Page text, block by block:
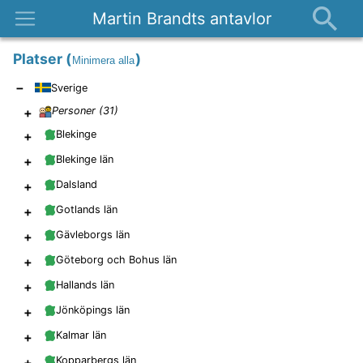
Martin Brandts antavlor
Platser
Kontakt
Platser (Minimera alla)
− Sverige
+ Personer (31)
+ Blekinge
+ Blekinge län
+ Dalsland
+ Gotlands län
+ Gävleborgs län
+ Göteborg och Bohus län
+ Hallands län
+ Jönköpings län
+ Kalmar län
Kopparbergs län